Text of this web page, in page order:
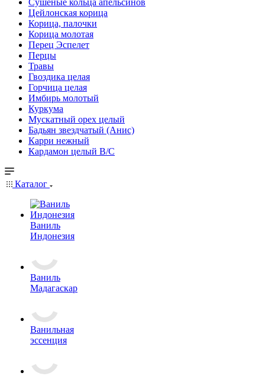
Сушеные кольца апельсинов
Цейлонская корица
Корица, палочки
Корица молотая
Перец Эспелет
Перцы
Травы
Гвоздика целая
Горчица целая
Имбирь молотый
Куркума
Мускатный орех целый
Бадьян звездчатый (Анис)
Карри нежный
Кардамон целый В/С
Каталог
Ваниль
Индонезия
Ваниль
Мадагаскар
Ванильная
эссенция